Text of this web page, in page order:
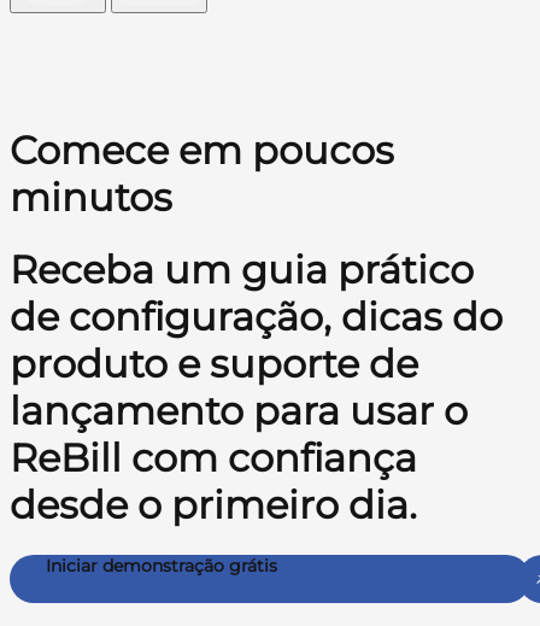
Comece em poucos
minutos
Receba um guia prático
de configuração, dicas do
produto e suporte de
lançamento para usar o
ReBill com confiança
desde o primeiro dia.
Iniciar demonstração grátis